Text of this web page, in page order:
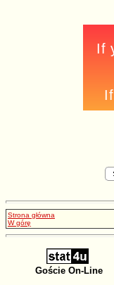
Strona główna
W górę
Goście On-Line